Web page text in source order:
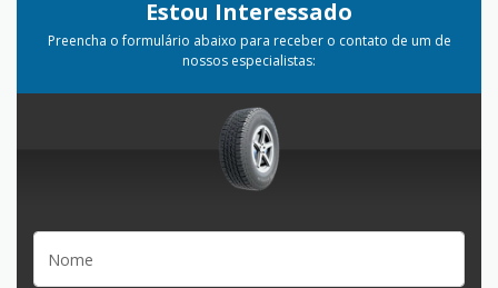
Estou Interessado
Preencha o formulário abaixo para receber o contato de um de
nossos especialistas: